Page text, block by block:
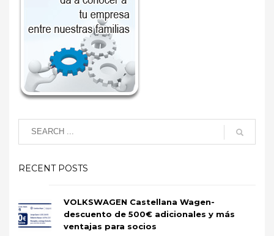
RECENT POSTS
VOLKSWAGEN Castellana Wagen-
descuento de 500€ adicionales y más
ventajas para socios